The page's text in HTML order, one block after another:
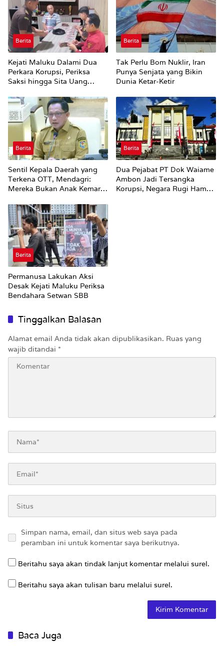
Berita
Kejati Maluku Dalami Dua
Perkara Korupsi, Periksa
Saksi hingga Sita Uang
Berita
Tak Perlu Bom Nuklir, Iran
Punya Senjata yang Bikin
Dunia Ketar-Ketir
Berita
Sentil Kepala Daerah yang
Terkena OTT, Mendagri:
Mereka Bukan Anak Kemarin
Berita
Dua Pejabat PT Dok Waiame
Ambon Jadi Tersangka
Korupsi, Negara Rugi Hampir
Berita
Permanusa Lakukan Aksi
Desak Kejati Maluku Periksa
Bendahara Setwan SBB
Tinggalkan Balasan
Alamat email Anda tidak akan dipublikasikan. Ruas yang
wajib ditandai *
Simpan nama, email, dan situs web saya pada
peramban ini untuk komentar saya berikutnya.
Beritahu saya akan tindak lanjut komentar melalui surel.
Beritahu saya akan tulisan baru melalui surel.
Baca Juga